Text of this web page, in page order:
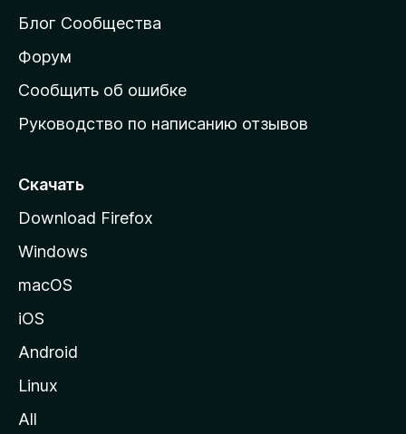
а
ш
н
ю
т
а
н
у
M
i
Блог Сообщества
Форум
Сообщить об ошибке
Руководство по написанию отзывов
Скачать
Download Firefox
Windows
macOS
iOS
Android
Linux
All